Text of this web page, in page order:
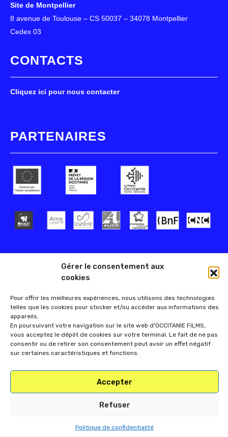
Gérer le consentement aux
cookies
Pour offrir les meilleures expériences, nous utilisons des technologies
telles que les cookies pour stocker et/ou accéder aux informations des
appareils.
En poursuivant votre navigation sur le site web d'OCCITANIE FILMS,
vous acceptez le dépôt de cookies sur votre terminal. Le fait de ne pas
consentir ou de retirer son consentement peut avoir un effet négatif
sur certaines caractéristiques et fonctions.
Accepter
Refuser
Politique de confidentialité
Site de Montpellier
8 avenue de Toulouse – CS 50037 – 34078 Montpellier
Cedex 03
CONTACTS
Cliquez ici pour nous contacter
PARTENAIRES